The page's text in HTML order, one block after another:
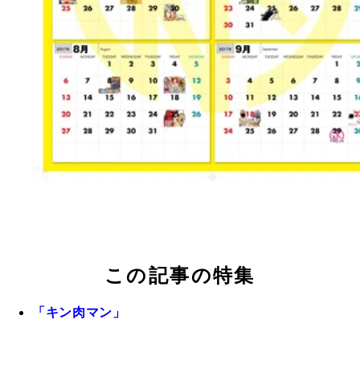
この記事の特集
「キン肉マン」